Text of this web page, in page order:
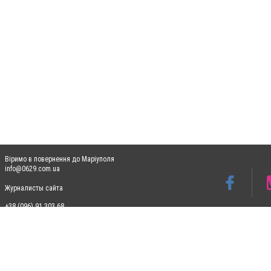
Віримо в повернення до Маріуполя
info@0629.com.ua
Журналисты сайта
+38 (096) 91 303 68